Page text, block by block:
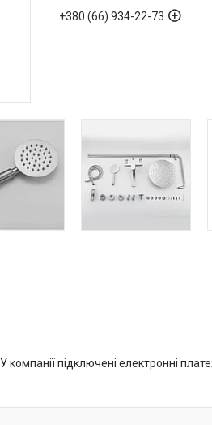
+380 (66) 934-22-73
У компанії підключені електронні